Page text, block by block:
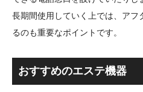
長期間使用していく上では、ア
るのも重要なポイントです。
おすすめのエステ機器